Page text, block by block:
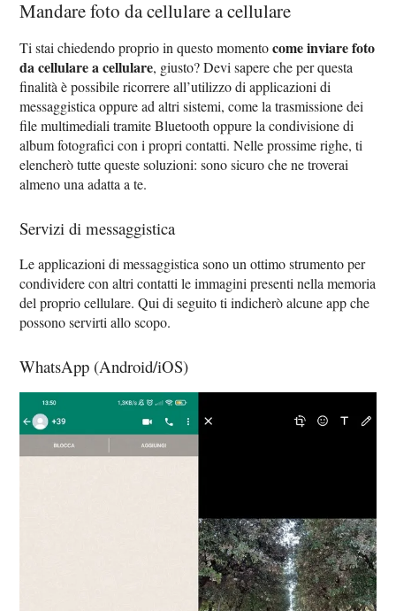
Mandare foto da cellulare a cellulare
Ti stai chiedendo proprio in questo momentocome inviare foto
da cellulare a cellulare, giusto? Devi sapere che per questa
finalità è possibile ricorrere all’utilizzo di applicazioni di
messaggistica oppure ad altri sistemi, come la trasmissione dei
file multimediali tramite Bluetooth oppure la condivisione di
album fotografici con i propri contatti. Nelle prossime righe, ti
elencherò tutte queste soluzioni: sono sicuro che ne troverai
almeno una adatta a te.
Servizi di messaggistica
Le applicazioni di messaggistica sono un ottimo strumento per
condividere con altri contatti le immagini presenti nella memoria
del proprio cellulare. Qui di seguito ti indicherò alcune app che
possono servirti allo scopo.
WhatsApp (Android/iOS)